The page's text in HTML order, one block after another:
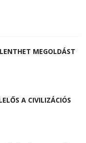
MEGOLDÁST
A CIVILIZÁCIÓS